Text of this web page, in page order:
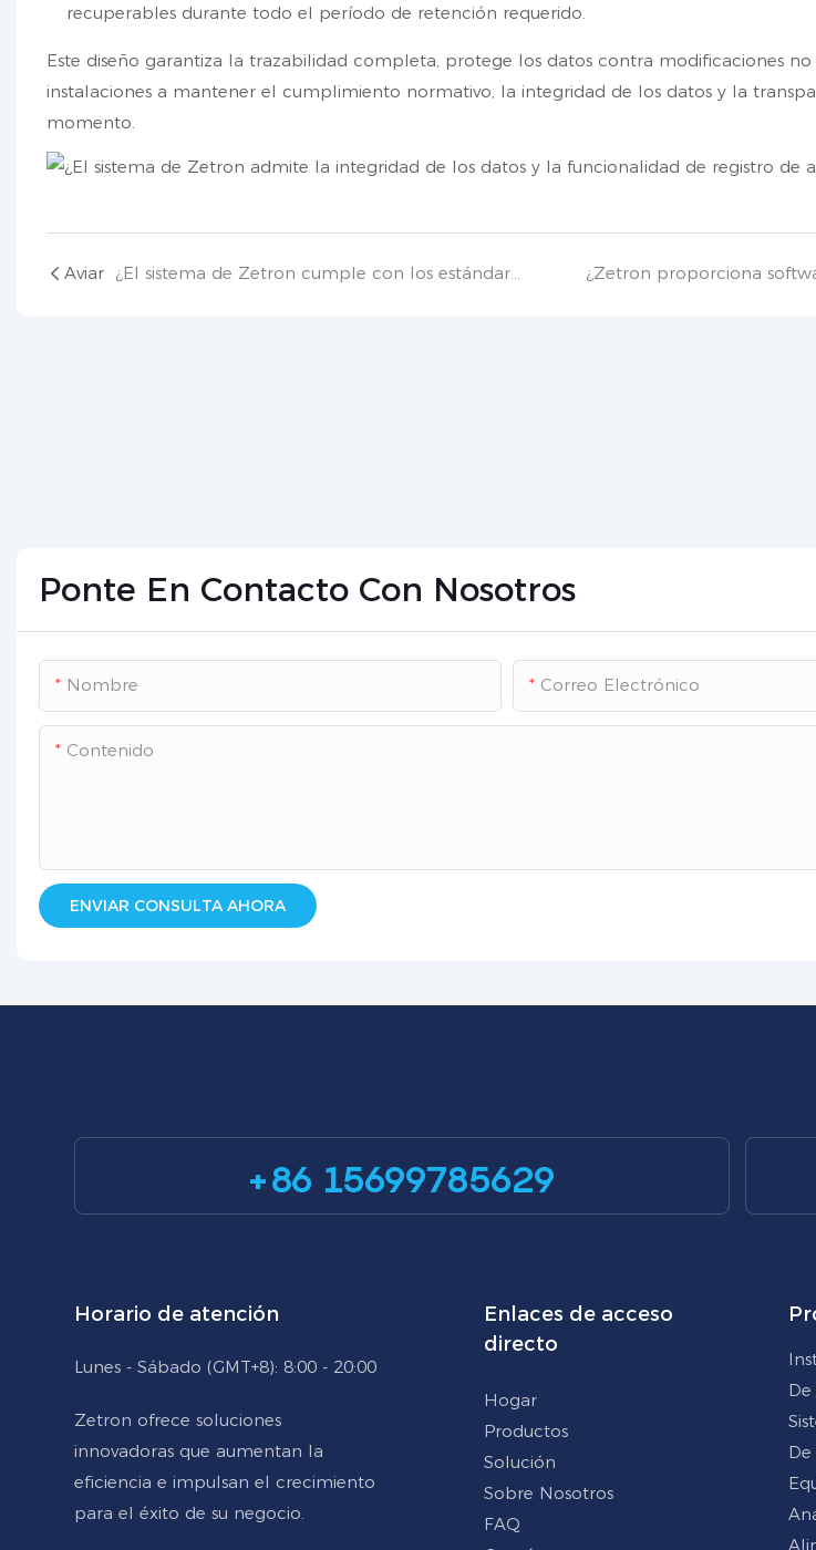
recuperables durante todo el período de retención requerido.
Este diseño garantiza la trazabilidad completa, protege los datos contra modificaciones no
instalaciones a mantener el cumplimiento normativo, la integridad de los datos y la
momento.
Aviar ¿El sistema de Zetron cumple con los estándares internacionales de la industria farmacéutica?
Ponte En Contacto Con Nosotros
Nombre Correo Electrónico
Contenido
ENVIAR CONSULTA AHORA
+86 15699785629
Horario de atención
Lunes - Sábado (GMT+8): 8:00 - 20:00
Zetron ofrece soluciones
innovadoras que aumentan la
eficiencia e impulsan el crecimiento
para el éxito de su negocio.
Enlaces de acceso
directo
Hogar
Productos
Solución
Sobre Nosotros
FAQ
De
De